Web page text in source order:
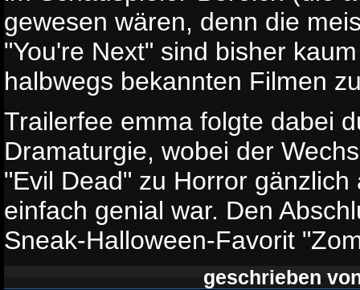
gewesen wären, denn die
"You're Next" sind bisher
halbwegs bekannten Filmen
Trailerfee emma folgte dabei
Dramaturgie, wobei der
"Evil Dead" zu Horror
einfach genial war. Den
Sneak-Halloween-Favorit
geschrieben